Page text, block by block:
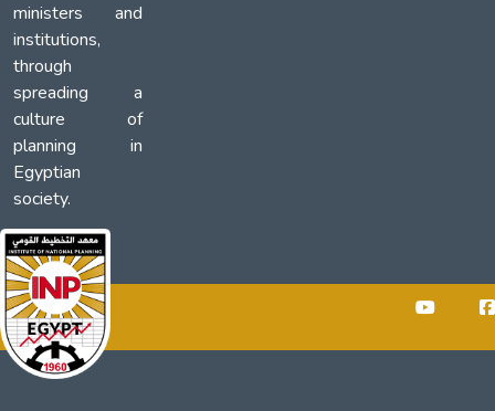
ministers and
institutions,
through
spreading a
culture of
planning in
Egyptian
society.